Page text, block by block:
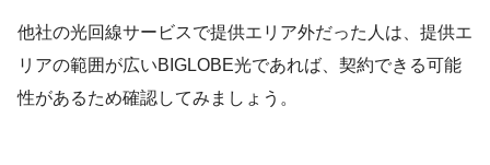
他社の光回線サービスで提供エリア外だった人は、提供エ
リアの範囲が広いBIGLOBE光であれば、契約できる可能
性があるため確認してみましょう。